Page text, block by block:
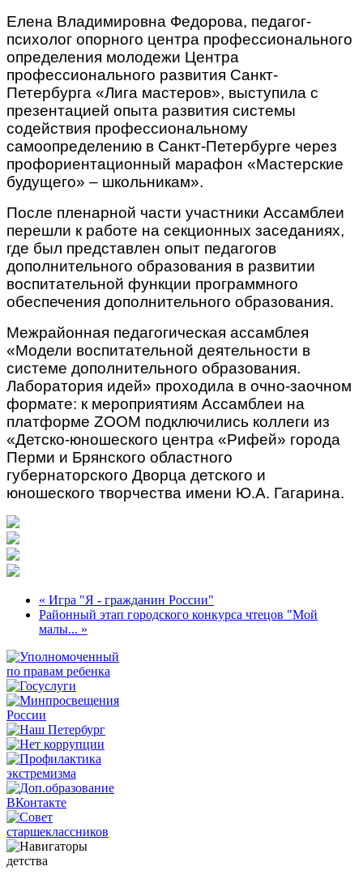
Елена Владимировна Федорова, педагог-
психолог опорного центра профессионального
определения молодежи Центра
профессионального развития Санкт-
Петербурга «Лига мастеров», выступила с
презентацией опыта развития системы
содействия профессиональному
самоопределению в Санкт-Петербурге через
профориентационный марафон «Мастерские
будущего» – школьникам».
После пленарной части участники Ассамблеи
перешли к работе на секционных заседаниях,
где был представлен опыт педагогов
дополнительного образования в развитии
воспитательной функции программного
обеспечения дополнительного образования.
Межрайонная педагогическая ассамблея
«Модели воспитательной деятельности в
системе дополнительного образования.
Лаборатория идей» проходила в очно-заочном
формате: к мероприятиям Ассамблеи на
платформе ZOOM подключились коллеги из
«Детско-юношеского центра «Рифей» города
Перми и Брянского областного
губернаторского Дворца детского и
юношеского творчества имени Ю.А. Гагарина.
« Игра "Я - гражданин России"
Районный этап городского конкурса чтецов "Мой
малы... »